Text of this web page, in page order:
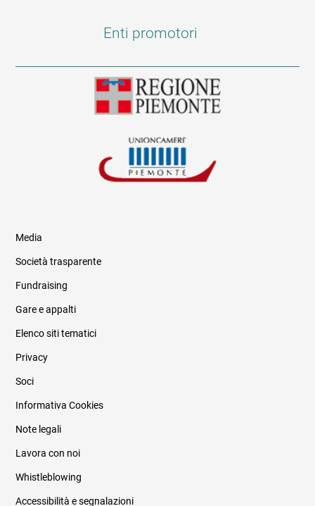
Enti promotori
Informazioni legali e trasparenza
Media
Società trasparente
Fundraising
Gare e appalti
Elenco siti tematici
Privacy
Soci
Informativa Cookies
Note legali
Lavora con noi
Whistleblowing
Accessibilità e segnalazioni